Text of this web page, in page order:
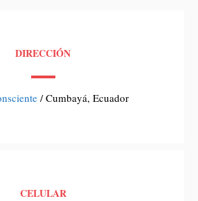
DIRECCIÓN
/ Cumbayá, Ecuador
CELULAR